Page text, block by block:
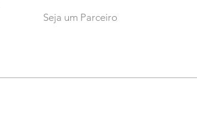
Seja um Parceiro